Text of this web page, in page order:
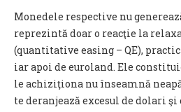
Monedele respective nu
reprezintă doar o reacţie la
(quantitative easing – QE),
iar apoi de euroland. Ele
le achiziţiona nu înseamnă
te deranjează excesul de dolari şi